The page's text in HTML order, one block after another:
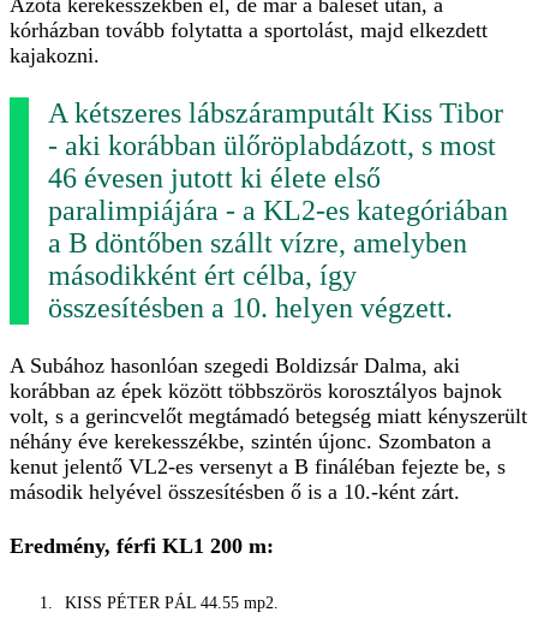
Azóta kerekesszékben él, de már a baleset után, a
kórházban tovább folytatta a sportolást, majd elkezdett
kajakozni.
A kétszeres lábszáramputált Kiss Tibor
- aki korábban ülőröplabdázott, s most
46 évesen jutott ki élete első
paralimpiájára - a KL2-es kategóriában
a B döntőben szállt vízre, amelyben
másodikként ért célba, így
összesítésben a 10. helyen végzett.
A Subához hasonlóan szegedi Boldizsár Dalma, aki
korábban az épek között többszörös korosztályos bajnok
volt, s a gerincvelőt megtámadó betegség miatt kényszerült
néhány éve kerekesszékbe, szintén újonc. Szombaton a
kenut jelentő VL2-es versenyt a B fináléban fejezte be, s
második helyével összesítésben ő is a 10.-ként zárt.
Eredmény, férfi KL1 200 m:
KISS PÉTER PÁL 44.55 mp2.